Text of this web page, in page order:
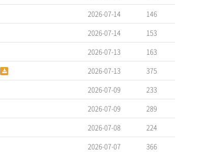
2026-07-14
146
2026-07-14
153
2026-07-13
163
2026-07-13
375
2026-07-09
233
2026-07-09
289
2026-07-08
224
2026-07-07
366